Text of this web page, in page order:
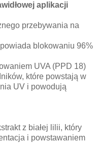
aplikacji
przebywania na
blokowaniu 96%
UVA (PPD 18)
które powstają w
UV i powodują
z białej lilii, który
i powstawaniem